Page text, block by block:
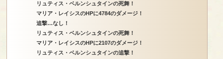
リュティス・ベルンシュタインの死舞！
マリア・レイシスのHPに4784のダメージ！
追撃…なし！
リュティス・ベルンシュタインの死舞！
マリア・レイシスのHPに2107のダメージ！
リュティス・ベルンシュタインの追撃！